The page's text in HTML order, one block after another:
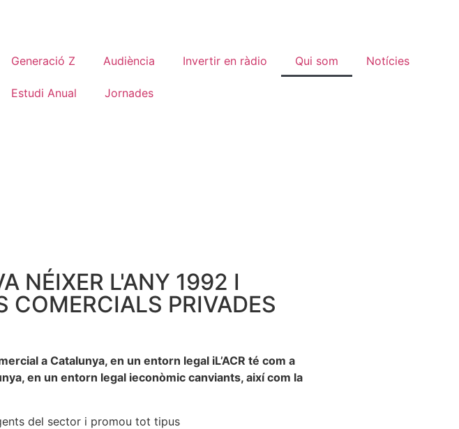
Generació Z Audiència Invertir en ràdio Qui som Notícies
Estudi Anual Jornades
NÉIXER L'ANY 1992 I
COMERCIALS PRIVADES
a Catalunya, en un entorn legal iL’ACR té com a
en un entorn legal ieconòmic canviants, així com la
del sector i promou tot tipus